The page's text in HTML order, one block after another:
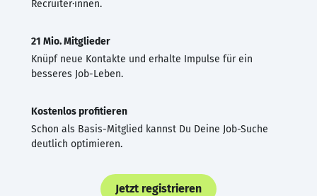
Recruiter·innen.
21 Mio. Mitglieder
Knüpf neue Kontakte und erhalte Impulse für ein
besseres Job-Leben.
Kostenlos profitieren
Schon als Basis-Mitglied kannst Du Deine Job-Suche
deutlich optimieren.
Jetzt registrieren